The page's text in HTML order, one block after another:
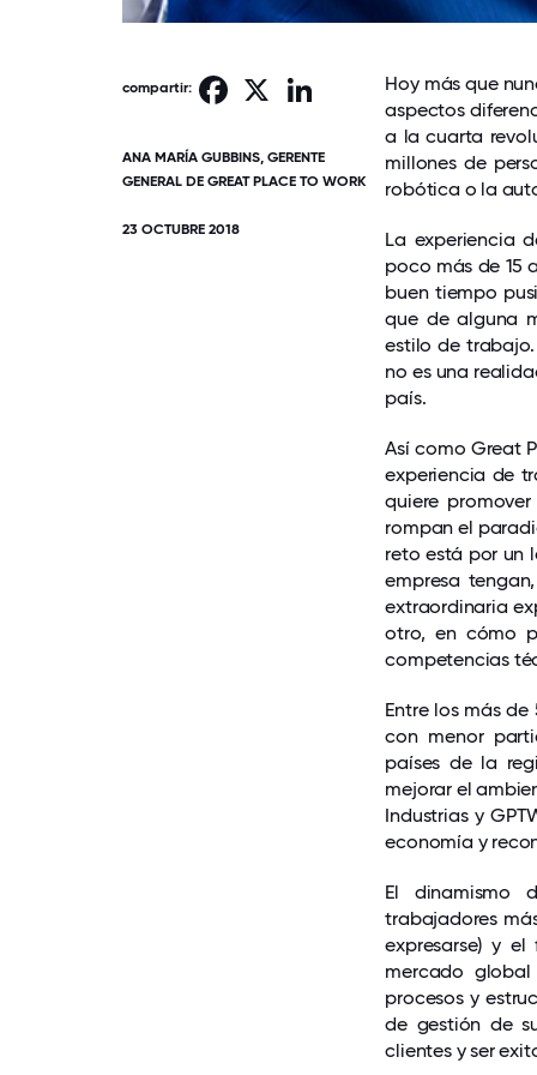
compartir: Facebook
ANA MARÍA GUBBINS, GERENTE
GENERAL DE GREAT PLACE TO WORK
23 OCTUBRE 2018
Hoy más que
aspectos
a la cuarta
millones de
robótica o la
La experiencia
poco más de 15
buen tiempo
que de alguna
estilo de
no es una
país.
Así como Great
experiencia de
quiere
rompan el
reto está por un
empresa
extraordinaria
otro, en cómo
competencias
Entre los más de
con menor
países de la
mejorar el
Industrias y
economía y
El dinamismo
trabajadores
expresarse) y
mercado
procesos y
de gestión de
clientes y ser